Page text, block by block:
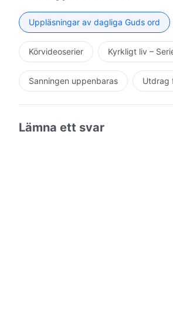
fördärvade av Satan till att vittna
därmed har fått hans
med sina läppar, inte heller
honom. Endast de som känner
förvandlade till sitt sinnelag är
avsiktligen bringa skam över hans
Uppläsningar av dagliga Guds ord
Körvideoserier Kyrkligt liv –
Sanningen uppenbaras Utdrag
Lämna ett svar